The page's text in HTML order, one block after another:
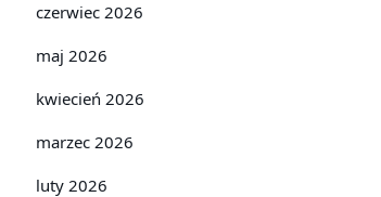
czerwiec 2026
maj 2026
kwiecień 2026
marzec 2026
luty 2026